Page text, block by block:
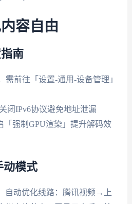
容自由
南
需前往「设置-通用-设备管理」
闭IPv6协议避免地址泄漏
「强制GPU渲染」提升解码效
动模式
自动优化线路：腾讯视频→上